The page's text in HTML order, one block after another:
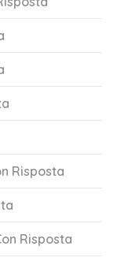
Risposta
Risposta